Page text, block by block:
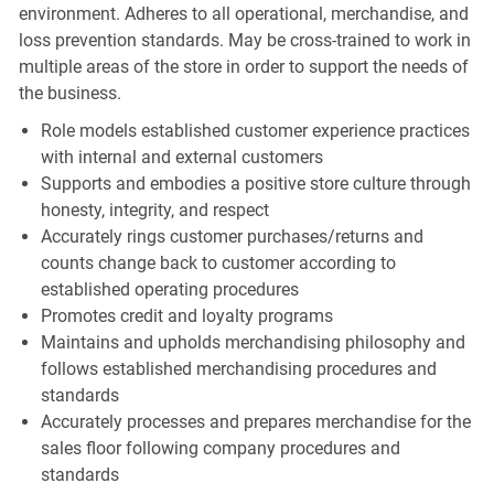
environment. Adheres to all operational, merchandise, and
loss prevention standards. May be cross-trained to work in
multiple areas of the store in order to support the needs of
the business.
Role models established customer experience practices
with internal and external customers
Supports and embodies a positive store culture through
honesty, integrity, and respect
Accurately rings customer purchases/returns and
counts change back to customer according to
established operating procedures
Promotes credit and loyalty programs
Maintains and upholds merchandising philosophy and
follows established merchandising procedures and
standards
Accurately processes and prepares merchandise for the
sales floor following company procedures and
standards